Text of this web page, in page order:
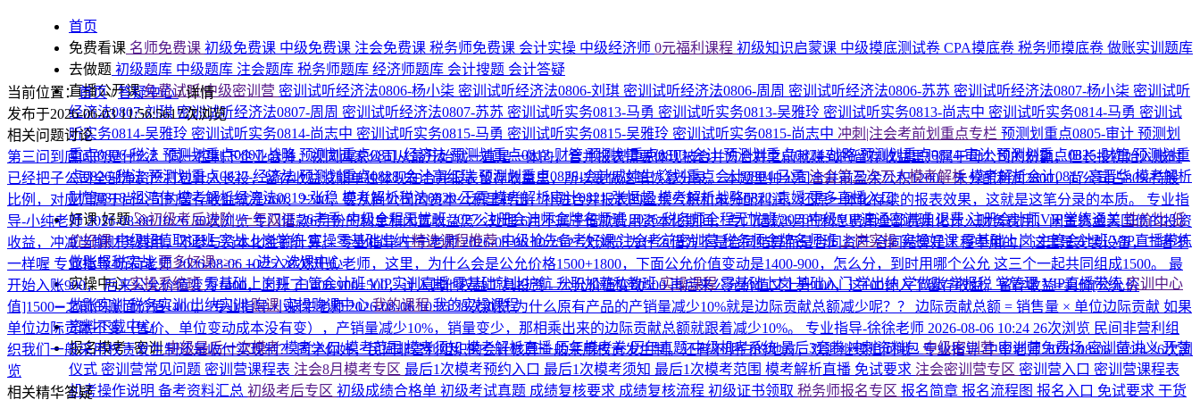
首页
免费看课 名师免费课 初级免费课 中级免费课 注会免费课 税务师免费课 会计实操 中级经济师 0元福利课程 初级知识启蒙课 中级摸底测试卷 CPA摸底卷 税务师摸底卷 做账实训题库
去做题 初级题库 中级题库 注会题库 税务师题库 经济师题库 会计搜题 会计答疑
直播公开课免费试听|中级密训营 密训试听经济法0806-杨小柒 密训试听经济法0806-刘琪 密训试听经济法0806-周周 密训试听经济法0806-苏苏 密训试听经济法0807-杨小柒 密训试听
经济法0807-刘琪 密训试听经济法0807-周周 密训试听经济法0807-苏苏 密训试听实务0813-马勇 密训试听实务0813-吴雅玲 密训试听实务0813-尚志中 密训试听实务0814-马勇 密训试
听实务0814-吴雅玲 密训试听实务0814-尚志中 密训试听实务0815-马勇 密训试听实务0815-吴雅玲 密训试听实务0815-尚志中 冲刺|注会考前划重点专栏 预测划重点0805-审计 预测划
重点0806-税法 预测划重点0807-战略预测划重点0811-经济法预测划重点0812-财管预测划重点0813-会计预测划重点0824-战略预测划重点0824-审计预测划重点0825-财管预测划重
点0826-税法预测划重点0827-经济法预测划重点0828-会计高红瑞预测划重点0828-会计戚纯生💥划重点会计0804-马勇注会第三次万人模考解析模考解析会计0817-高晋华模考解析
财管0818-祖鸿伟模考解析经济法0819-张稳 模考解析税法0820-王霞模考解析审计0821-张恒超模考解析战略0822-袁媛更多直播入口
好课·好题🚀初级考后进阶·一年双证26考季·中级全程无忧班2027·注册会计师金牌名师班2026·税务师全程无忧班2026中级VIP速通密训班退费·注册会计师VIP学练通关性价比·低
价好课中级超值取证班实战上岗学练实操零基础出纳精选课程推荐中级抢先备考好课注会考前密训营税务师金牌名师班上岗实操实操好课零基础上岗主管会计班VIP直播带练
做账报税实战更多好课>>> →进入选课中心
实操中心实操系统班零基础上岗班主管会计班VIP实训直播零基础就业护航升职加薪私教班实操课程零基础上岗基础入门学出纳学做账学报税 学管理VIP直播带练实训中心
做账实训税务实训出纳实训购课实操购课中心我的课程我的实操课程
资料下载中心
报名模考+密训中级最后一次模考模考入口模考范围模考须知模考解析直播历年模考卷历年真题中级机考系统最后3套卷冲刺资料包中级密训营密训营免费场密训营讲义开营
仪式 密训营常见问题 密训营课程表 注会8月模考专区 最后1次模考预约入口 最后1次模考须知 最后1次模考范围 模考解析直播 免试要求 注会密训营专区 密训营入口 密训营课程表
机考操作说明 备考资料汇总 初级考后专区 初级成绩合格单 初级考试真题 成绩复核要求 成绩复核流程 初级证书领取 税务师报名专区 报名简章 报名流程图 报名入口 免试要求 干货
当前位置：首页/答疑中心/详情
发布于2026-06-03 11:56:5617次浏览
相关问题讨论
第三问到底问的是什么？同一控制下企业合并，视同两家公司从最开始就一直是一体的，合并报表需要体现被合并方合并之前就赚到的留存收益里归属于母公司的份额，但长投初始入账时
已经把子公司全部净资产打包计入长投，留存收益没能单独体现在合并报表留存收益里，所以要做这笔恢复分录。 本题里帅公司合并前盈余公积1200、未分配利润2800，尚公司占80%持股
比例，对应归属于尚公司的留存收益就是960、2240，要从尚公司的资本公积里转出，补进合并报表的盈余公积和未分配利润，还原一体化存续的报表效果，这就是这笔分录的本质。
专业指
导-小纯老师2026-08-06 10:2630次浏览专门借款6月份的利息和闲置收益怎么处理6月不属于借款费用资本化期间，专门借款6月的利息费用全部费用化计入财务费用，闲置资金买国债的投资
收益，冲减当期财务费用，不参与资本化金额计算。专业指导-宁宁老师2026-08-06 10:2527次浏览为什么借方不是合同结算而是合同资产合同结算是工程中用的，这里是安装设备，二者不
一样喔 专业指导-听荷老师2026-08-06 10:2528次浏览老师，这里，为什么会是公允价格1500+1800，下面公允价值变动是1400-900，怎么分，到时用哪个公允 这三个一起共同组成1500。 最
开始入账900， 后来公允价值变为1400，上升了1400-900=500，计入其他权益工具投资—公允价值变动500 再后来公允价值又上升100，这100计入了留存收益。留存收益=卖价[公允价
值]1500➖之前的账面价值1400。专业指导-小蜗牛老师2026-08-06 10:2528次浏览为什么原有产品的产销量减少10%就是边际贡献总额减少呢？？ 边际贡献总额 = 销售量 × 单位边际贡献 如果
单位边际贡献不变（售价、单位变动成本没有变），产销量减少10%，销量变少，那相乘出来的边际贡献总额就跟着减少10%。
专业指导-徐徐老师 2026-08-06 10:24 26次浏览 民间非营利组
织我们一般采用权责发生制还是收付实现制？同学你好，民间非营利组织的会计核算一般采用权责发生制。还有不明白的地方，欢迎继续追问哦~专业指导-中中老师2026-08-06 10:2426次浏
览
相关精华答疑